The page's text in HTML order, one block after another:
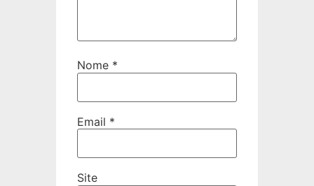
Nome *
Email *
Site